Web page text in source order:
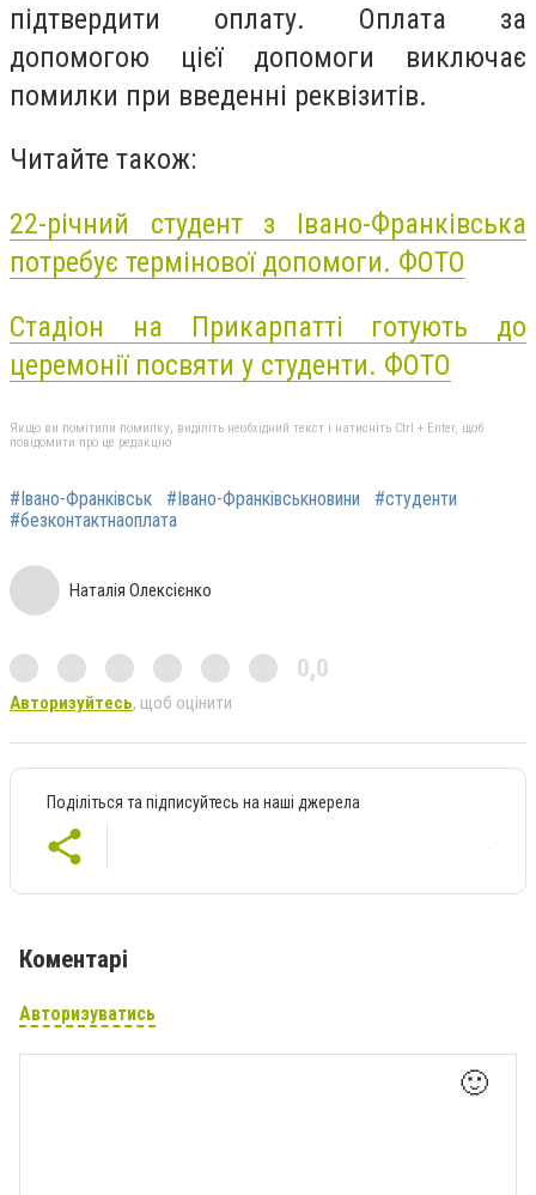
підтвердити оплату. Оплата за
допомогою цієї допомоги виключає
помилки при введенні реквізитів.
Читайте також:
22-річний студент з Івано-Франківська
потребує термінової допомоги. ФОТО
Стадіон на Прикарпатті готують до
церемонії посвяти у студенти. ФОТО
Якщо ви помітили помилку, виділіть необхідний текст і натисніть Ctrl + Enter, щоб
повідомити про це редакцію
#Івано-Франківськ #Івано-Франківськновини
#студенти
#безконтактнаоплата
Наталія Олексієнко
0,0
Авторизуйтесь, щоб оцінити
Поділіться та підписуйтесь на наші джерела
Коментарі
Авторизуватись
🙂